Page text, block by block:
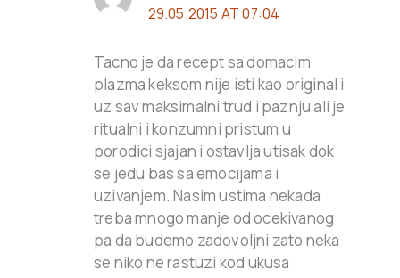
29.05.2015 AT 07:04
Tacno je da recept sa domacim
plazma keksom nije isti kao original i
uz sav maksimalni trud i paznju ali je
ritualni i konzumni pristum u
porodici sjajan i ostavlja utisak dok
se jedu bas sa emocijama i
uzivanjem. Nasim ustima nekada
treba mnogo manje od ocekivanog
pa da budemo zadovoljni zato neka
se niko ne rastuzi kod ukusa